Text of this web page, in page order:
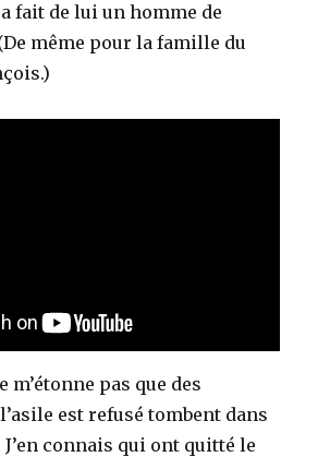
a fait de lui un homme de
même pour la famille du
m’étonne pas que des
est refusé tombent dans
connais qui ont quitté le